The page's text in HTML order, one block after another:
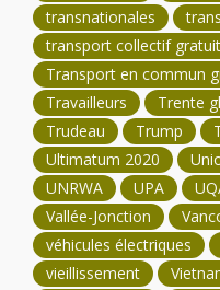
transnationales
transport collectif gratuit
Transport en commun
Travailleurs
Trente
Trudeau
Trump
Ultimatum 2020
UNRWA
UPA
Vallée-Jonction
véhicules électriques
vieillissement